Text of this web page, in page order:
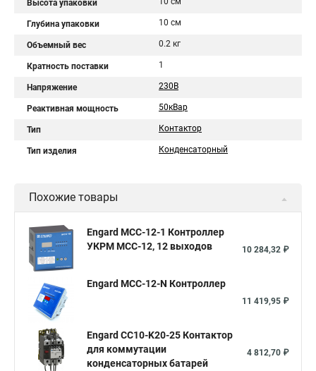
Высота упаковки
Глубина упаковки 10 см
Объемный вес 0.2 кг
Кратность поставки 1
Напряжение 230В
Реактивная мощность 50кВар
Тип Контактор
Тип изделия Конденсаторный
Похожие товары
Engard MCC-12-1 Контроллер
УКРМ MCC-12, 12 выходов
10 284,32 ₽
Engard MCC-12-N Контроллер
11 419,95 ₽
Engard CC10-K20-25 Контактор
для коммутации
конденсаторных батарей
4 812,70 ₽